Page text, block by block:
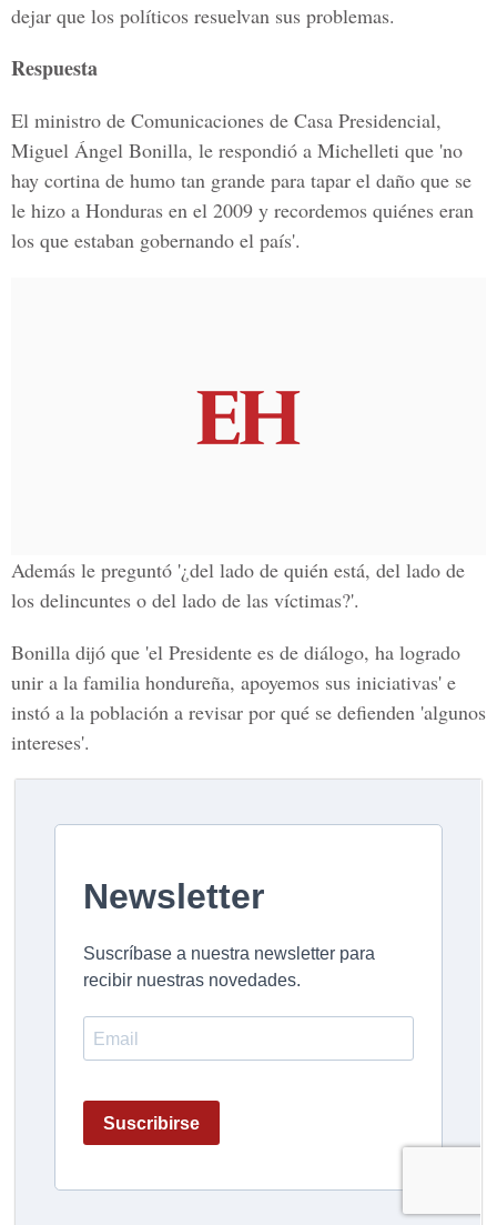
dejar que los políticos resuelvan sus problemas.
Respuesta
El ministro de Comunicaciones de Casa Presidencial,
Miguel Ángel Bonilla, le respondió a Michelleti que 'no
hay cortina de humo tan grande para tapar el daño que se
le hizo a Honduras en el 2009 y recordemos quiénes eran
los que estaban gobernando el país'.
Además le preguntó '¿del lado de quién está, del lado de
los delincuntes o del lado de las víctimas?'.
Bonilla dijó que 'el Presidente es de diálogo, ha logrado
unir a la familia hondureña, apoyemos sus iniciativas' e
instó a la población a revisar por qué se defienden 'algunos
intereses'.